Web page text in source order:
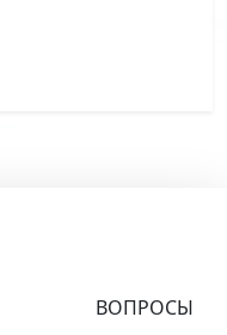
ВОПРОСЫ